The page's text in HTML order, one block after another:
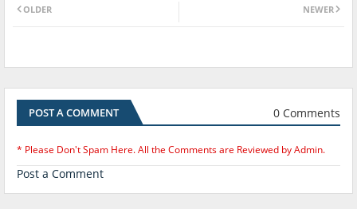
NEWER
OLDER
POST A COMMENT 0 Comments
* Please Don't Spam Here. All the Comments are Reviewed by Admin.
Post a Comment